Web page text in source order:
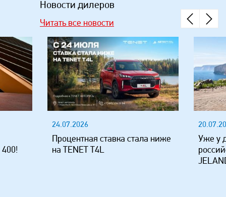
Новости дилеров
Читать все новости
24.07.2026
Процентная ставка стала ниже
на TENET T4L
Уже у